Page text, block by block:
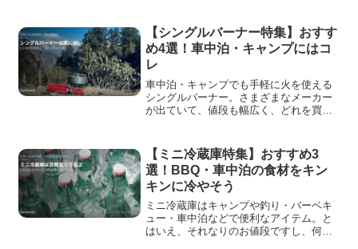
MP-C20Uを徹底レビューしていきます。
【シングルバーナー特集】おすす
め4選！車中泊・キャンプにはコ
レ
車中泊・キャンプでも手軽に火を使える
シングルバーナー。さまざまなメーカー
が出ていて、値段も幅広く、どれを買え
【4商品】をまとめました。
【ミニ冷蔵庫特集】おすすめ3
選！BBQ・車中泊の食材をキン
キンに冷やそう
ミニ冷蔵庫はキャンプや釣り・バーベキ
ュー・車中泊などで便利なアイテム。と
はいえ、それなりのお値段ですし、何を